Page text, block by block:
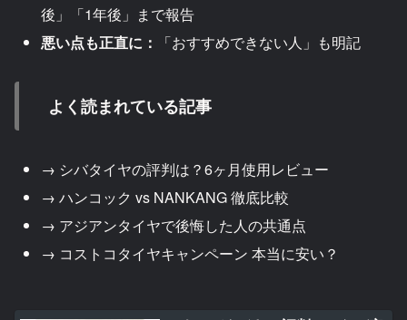
後」「1年後」まで報告
悪い点も正直に：
「おすすめできない人」も明記
よく読まれている記事
→ シバタイヤの評判は？6ヶ月使用レビュー
→ ハンコック vs NANKANG 徹底比較
→ アジアンタイヤで後悔した人の共通点
→ コストコタイヤキャンペーン 本当に安い？